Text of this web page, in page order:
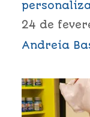
24 de
Andreia